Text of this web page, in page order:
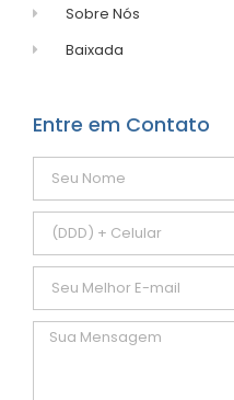
Sobre Nós
Baixada
Entre em Contato